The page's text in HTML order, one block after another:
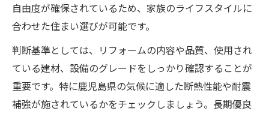
自由度が確保されているため、家族のライフスタイルに
合わせた住まい選びが可能です。
判断基準としては、リフォームの内容や品質、使用され
ている建材、設備のグレードをしっかり確認することが
重要です。特に鹿児島県の気候に適した断熱性能や耐震
補強が施されているかをチェックしましょう。長期優良